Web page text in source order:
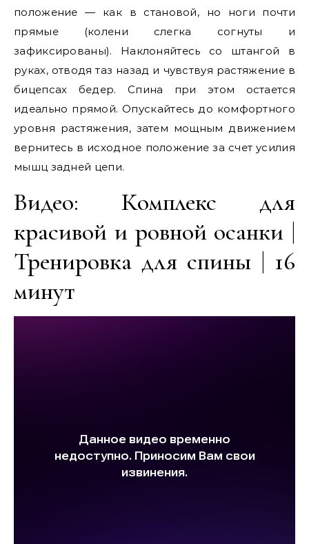
положение — как в становой, но ноги почти
прямые (колени слегка согнуты и
зафиксированы). Наклоняйтесь со штангой в
руках, отводя таз назад и чувствуя растяжение в
бицепсах бедер. Спина при этом остается
идеально прямой. Опускайтесь до комфортного
уровня растяжения, затем мощным движением
вернитесь в исходное положение за счет усилия
мышц задней цепи.
Видео: Комплекс для
красивой и ровной осанки |
Тренировка для спины | 16
минут